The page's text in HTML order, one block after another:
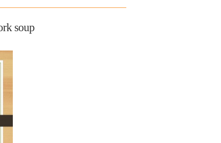
soup